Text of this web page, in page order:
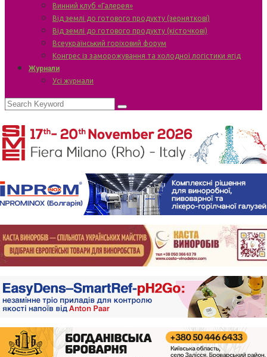
Винний клуб «Галерея»
Від землі до готового продукту (зерняткові)
Від землі до готового продукту (кісточкові)
Всеукраїнський горіховий форум
Конгрес із заморожування та холодної логістики ягід
Журнали
Усі журнали